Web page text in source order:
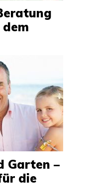
Garten –
die